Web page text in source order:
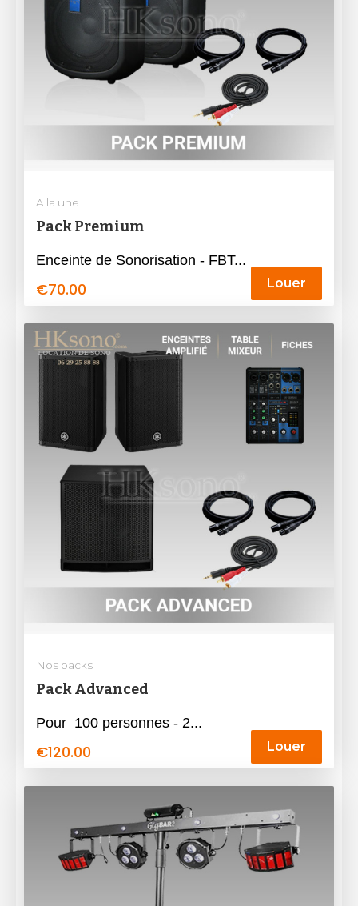
A la une
Pack Premium
Enceinte de Sonorisation - FBT...
€70.00 Louer
Nos packs
Pack Advanced
Pour 100 personnes - 2...
€120.00 Louer